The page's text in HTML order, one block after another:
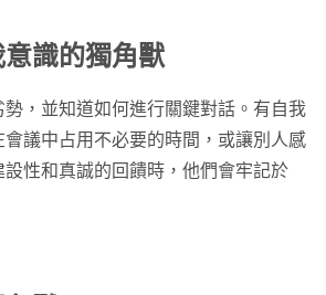
識的獨角獸
，並知道如何進行關鍵對話。有自我
議中占用不必要的時間，或讓別人感
性和真誠的回饋時，他們會牢記於